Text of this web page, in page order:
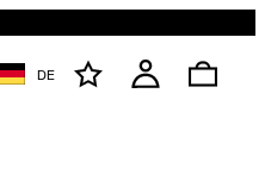
DE